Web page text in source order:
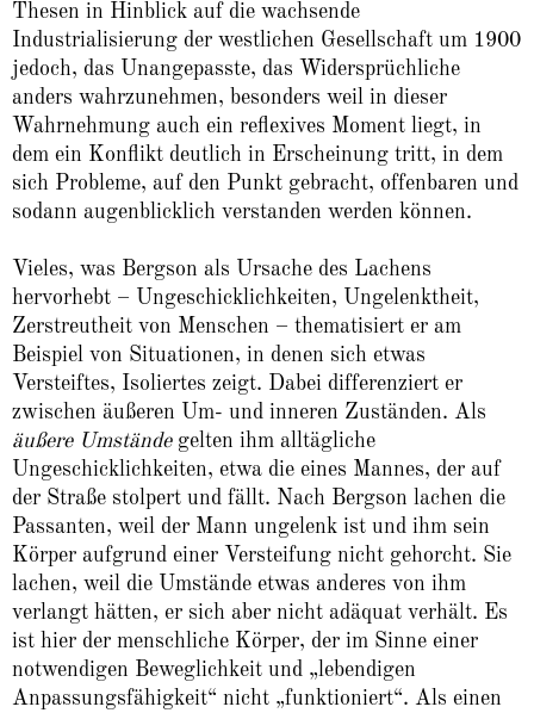
Thesen in Hinblick auf die wachsende
Industrialisierung der westlichen Gesellschaft um 1900
jedoch, das Unangepasste, das Widersprüchliche
anders wahrzunehmen, besonders weil in dieser
Wahrnehmung auch ein reflexives Moment liegt, in
dem ein Konflikt deutlich in Erscheinung tritt, in dem
sich Probleme, auf den Punkt gebracht, offenbaren und
sodann augenblicklich verstanden werden können.
Vieles, was Bergson als Ursache des Lachens
hervorhebt – Ungeschicklichkeiten, Ungelenktheit,
Zerstreutheit von Menschen – thematisiert er am
Beispiel von Situationen, in denen sich etwas
Versteiftes, Isoliertes zeigt. Dabei differenziert er
zwischen äußeren Um- und inneren Zuständen. Als
äußere Umständegelten ihm alltägliche
Ungeschicklichkeiten, etwa die eines Mannes, der auf
der Straße stolpert und fällt. Nach Bergson lachen die
Passanten, weil der Mann ungelenk ist und ihm sein
Körper aufgrund einer Versteifung nicht gehorcht. Sie
lachen, weil die Umstände etwas anderes von ihm
verlangt hätten, er sich aber nicht adäquat verhält. Es
ist hier der menschliche Körper, der im Sinne einer
notwendigen Beweglichkeit und „lebendigen
Anpassungsfähigkeit“ nicht „funktioniert“. Als einen